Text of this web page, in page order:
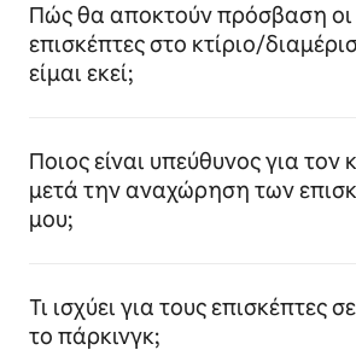
Πώς θα αποκτούν πρόσβαση οι
επισκέπτες στο κτίριο/
είμαι εκεί;
Ποιος είναι υπεύθυνος για τον
μετά την αναχώρηση των
μου;
Τι ισχύει για τους επισκέπτες
το πάρκινγκ;